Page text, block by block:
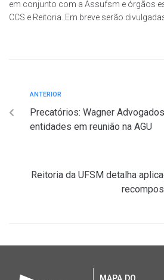
em conjunto com a Assufsm e órgãos
CCS e Reitoria. Em breve serão
ANTERIOR
Precatórios: Wagner
entidades em reunião na AGU
Reitoria da UFSM detalha